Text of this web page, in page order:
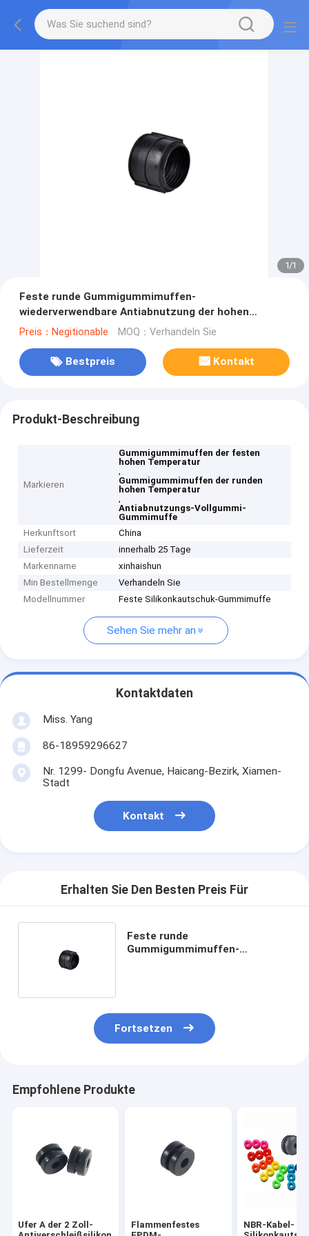
1/1
Feste runde Gummigummimuffen-
wiederverwendbare Antiabnutzung der hohen
Temperatur
Preis：Negitionable MOQ：Verhandeln Sie
Bestpreis Kontakt
Produkt-Beschreibung
Markieren
Gummigummimuffen der festen
hohen Temperatur
,
Gummigummimuffen der runden
hohen Temperatur
,
Antiabnutzungs-Vollgummi-
Gummimuffe
Herkunftsort
China
Lieferzeit
innerhalb 25 Tage
Markenname
xinhaishun
Min Bestellmenge
Verhandeln Sie
Modellnummer
Feste Silikonkautschuk-Gummimuffe
Sehen Sie mehr an
Kontaktdaten
Miss. Yang
86-18959296627
Nr. 1299- Dongfu Avenue, Haicang-Bezirk, Xiamen-
Stadt
Kontakt
Erhalten Sie Den Besten Preis Für
Feste runde
Gummigummimuffen-
Fortsetzen
Empfohlene Produkte
Ufer A der 2 Zoll-
Flammenfestes
NBR-Kabel-